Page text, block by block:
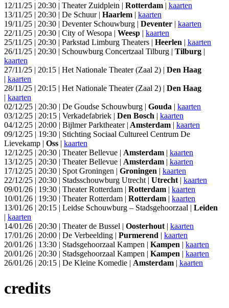
12/11/25 | 20:30 | Theater Zuidplein | Rotterdam | kaarten
13/11/25 | 20:30 | De Schuur | Haarlem | kaarten
19/11/25 | 20:30 | Deventer Schouwburg | Deventer | kaarten
22/11/25 | 20:30 | City of Wesopa | Weesp | kaarten
25/11/25 | 20:30 | Parkstad Limburg Theaters | Heerlen | kaarten
26/11/25 | 20:30 | Schouwburg Concertzaal Tilburg | Tilburg |
kaarten
27/11/25 | 20:15 | Het Nationale Theater (Zaal 2) | Den Haag
| kaarten
28/11/25 | 20:15 | Het Nationale Theater (Zaal 2) | Den Haag
| kaarten
02/12/25 | 20:30 | De Goudse Schouwburg | Gouda | kaarten
03/12/25 | 20:15 | Verkadefabriek | Den Bosch | kaarten
04/12/25 | 20:00 | Bijlmer Parktheater | Amsterdam | kaarten
09/12/25 | 19:30 | Stichting Sociaal Cultureel Centrum De
Lievekamp | Oss | kaarten
12/12/25 | 20:30 | Theater Bellevue | Amsterdam | kaarten
13/12/25 | 20:30 | Theater Bellevue | Amsterdam | kaarten
17/12/25 | 20:30 | Spot Groningen | Groningen | kaarten
22/12/25 | 20:30 | Stadsschouwburg Utrecht | Utrecht | kaarten
09/01/26 | 19:30 | Theater Rotterdam | Rotterdam | kaarten
10/01/26 | 19:30 | Theater Rotterdam | Rotterdam | kaarten
13/01/26 | 20:15 | Leidse Schouwburg – Stadsgehoorzaal | Leiden
| kaarten
14/01/26 | 20:30 | Theater de Bussel | Oosterhout | kaarten
17/01/26 | 20:00 | De Verbeelding | Purmerend | kaarten
20/01/26 | 13:30 | Stadsgehoorzaal Kampen | Kampen | kaarten
20/01/26 | 20:30 | Stadsgehoorzaal Kampen | Kampen | kaarten
26/01/26 | 20:15 | De Kleine Komedie | Amsterdam | kaarten
credits